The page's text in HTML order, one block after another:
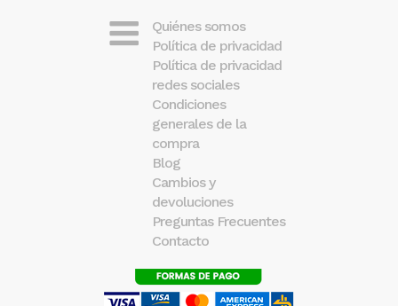
Quiénes somos
Política de privacidad
Política de privacidad
redes sociales
Condiciones
generales de la
compra
Blog
Cambios y
devoluciones
Preguntas Frecuentes
Contacto